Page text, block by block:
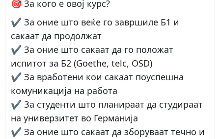
🎯 За кого е овој курс?
✔️ За оние што веќе го завршиле Б1 и
сакаат да продолжат
✔️ За оние што сакаат да го положат
испитот за Б2 (Goethe, telc, ÖSD)
✔️ За вработени кои сакаат поуспешна
комуникација на работа
✔️ За студенти што планираат да студираат
на универзитет во Германија
✔️ За оние што сакаат да зборуваат течно и